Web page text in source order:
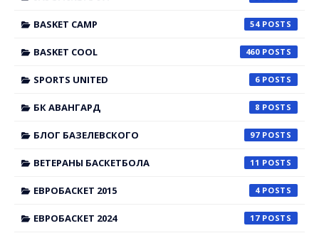
BASKET CAMP 54
BASKET COOL 460
SPORTS UNITED 6
БК АВАНГАРД 8
БЛОГ БАЗЕЛЕВСКОГО 97
ВЕТЕРАНЫ БАСКЕТБОЛА 11
ЕВРОБАСКЕТ 2015 4
ЕВРОБАСКЕТ 2024 17